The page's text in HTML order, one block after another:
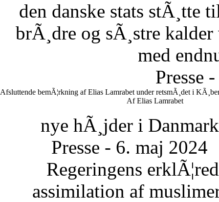
den danske stats stÃ¸tte
brÃ¸dre og sÃ¸stre
med
Presse
Afsluttende bemÃ¦rkning af Elias Lamrabet under retsmÃ¸det i
Af Elias Lamrabet
nye hÃ¸jder i Danmark
Presse - 6. maj 2024
Regeringens
assimilation af